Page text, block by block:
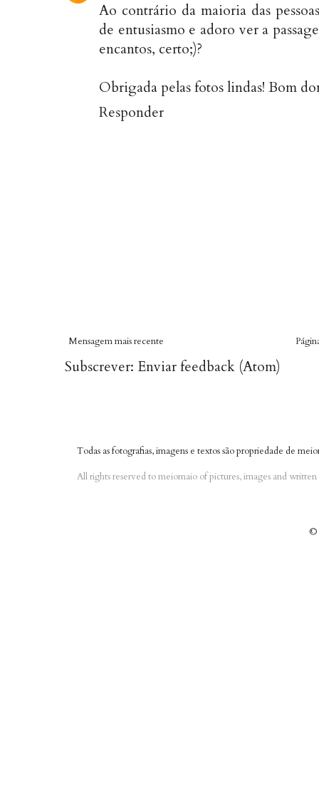
Ao contrário da maioria das
de entusiasmo e adoro ver a
encantos, certo;)?
Obrigada pelas fotos lindas! Bom
Responder
Mensagem mais recente
Subscrever: Enviar feedback (Atom)
Todas as fotografias, imagens e textos são propriedade de
All rights reserved to meiomaio of pictures, images and
©